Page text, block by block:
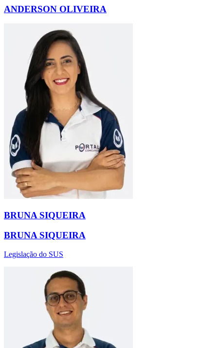
ANDERSON OLIVEIRA
BRUNA SIQUEIRA
BRUNA SIQUEIRA
Legislação do SUS